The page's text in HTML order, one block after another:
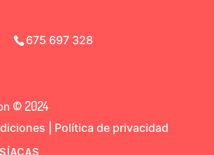
675 697 328
© 2024
Política de privacidad